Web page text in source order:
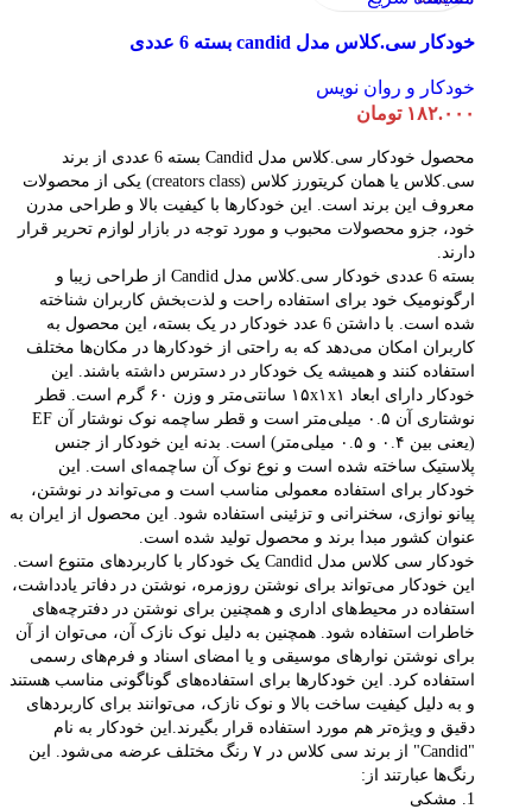
خودکار سی.کلاس مدل candid بسته 6 عددی
خودکار و روان نویس
۱۸۲.۰۰۰ تومان
محصول خودکار سی.کلاس مدل Candid بسته 6 عددی از برند
سی.کلاس یا همان کریتورز کلاس (creators class) یکی از محصولات
معروف این برند است. این خودکارها با کیفیت بالا و طراحی مدرن
خود، جزو محصولات محبوب و مورد توجه در بازار لوازم تحریر قرار
دارند.
بسته 6 عددی خودکار سی.کلاس مدل Candid از طراحی زیبا و
ارگونومیک خود برای استفاده راحت و لذت‌بخش کاربران شناخته
شده است. با داشتن 6 عدد خودکار در یک بسته، این محصول به
کاربران امکان می‌دهد که به راحتی از خودکارها در مکان‌ها مختلف
استفاده کنند و همیشه یک خودکار در دسترس داشته باشند. این
خودکار دارای ابعاد ۱۵x۱x۱ سانتی‌متر و وزن ۶۰ گرم است. قطر
نوشتاری آن ۰.۵ میلی‌متر است و قطر ساچمه نوک نوشتار آن EF
(یعنی بین ۰.۴ و ۰.۵ میلی‌متر) است. بدنه این خودکار از جنس
پلاستیک ساخته شده است و نوع نوک آن ساچمه‌ای است. این
خودکار برای استفاده معمولی مناسب است و می‌تواند در نوشتن،
پیانو نوازی، سخنرانی و تزئینی استفاده شود. این محصول از ایران به
عنوان کشور مبدا برند و محصول تولید شده است.
خودکار سی کلاس مدل Candid یک خودکار با کاربردهای متنوع است.
این خودکار می‌تواند برای نوشتن روزمره، نوشتن در دفاتر یادداشت،
استفاده در محیط‌های اداری و همچنین برای نوشتن در دفترچه‌های
خاطرات استفاده شود. همچنین به دلیل نوک نازک آن، می‌توان از آن
برای نوشتن نوارهای موسیقی و یا امضای اسناد و فرم‌های رسمی
استفاده کرد. این خودکارها برای استفاده‌های گوناگونی مناسب هستند
و به دلیل کیفیت ساخت بالا و نوک نازک، می‌توانند برای کاربردهای
دقیق و ویژه‌تر هم مورد استفاده قرار بگیرند.این خودکار به نام
"Candid" از برند سی کلاس در ۷ رنگ مختلف عرضه می‌شود. این
رنگ‌ها عبارتند از:
1. مشکی